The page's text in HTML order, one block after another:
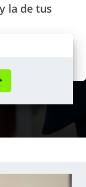
la de tus